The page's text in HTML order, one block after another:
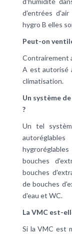
d'entrées
hygro B elles
Peut-on
Contrairement
A est autorisé
climatisation.
Un système
?
Un tel
bouches
bouches
de bouches
d'eau et WC.
La VMC est-
Si la VMC est